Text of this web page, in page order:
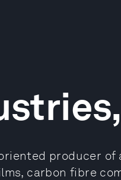
producer
carbon fibre